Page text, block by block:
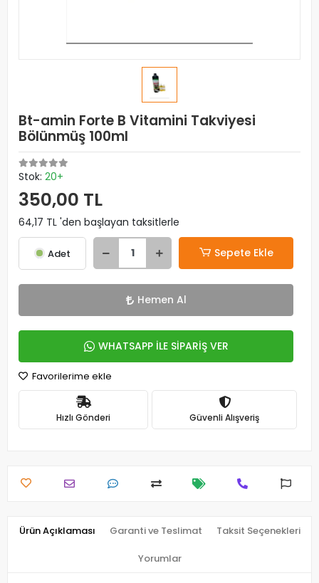
Bt-amin Forte B Vitamini Takviyesi
Bölünmüş 100ml
Stok: 20+
350,00 TL
64,17 TL 'den başlayan taksitlerle
Adet Sepete Ekle
Hemen Al
WHATSAPP İLE SİPARİŞ VER
Favorilerime ekle
Hızlı Gönderi Güvenli Alışveriş
Ürün Açıklaması Garanti ve Teslimat Taksit Seçenekleri
Yorumlar